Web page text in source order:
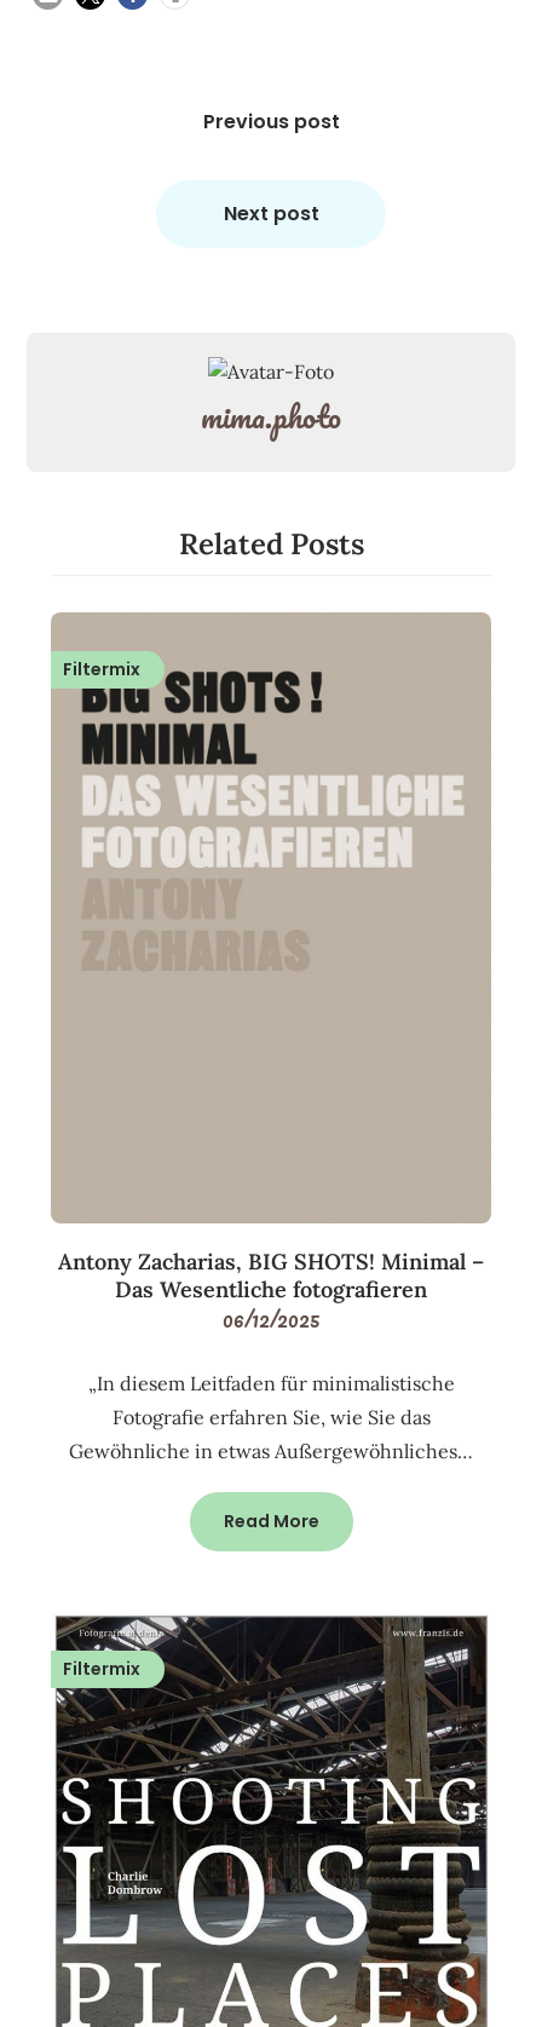
Previous post
Next post
mima.photo
Related Posts
Filtermix
Antony Zacharias, BIG SHOTS! Minimal –
Das Wesentliche fotografieren
06/12/2025
„In diesem Leitfaden für minimalistische
Fotografie erfahren Sie, wie Sie das
Gewöhnliche in etwas Außergewöhnliches…
Read More
Filtermix